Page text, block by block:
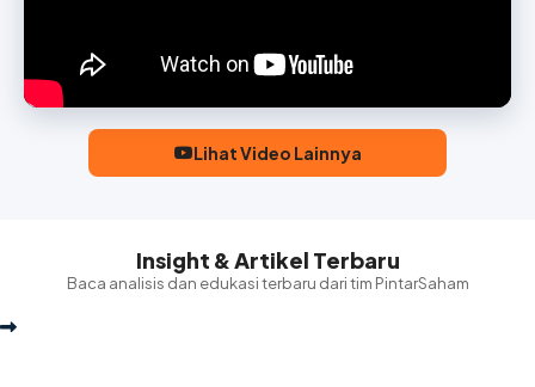
Lihat Video Lainnya
Insight & Artikel Terbaru
Baca analisis dan edukasi terbaru dari tim PintarSaham